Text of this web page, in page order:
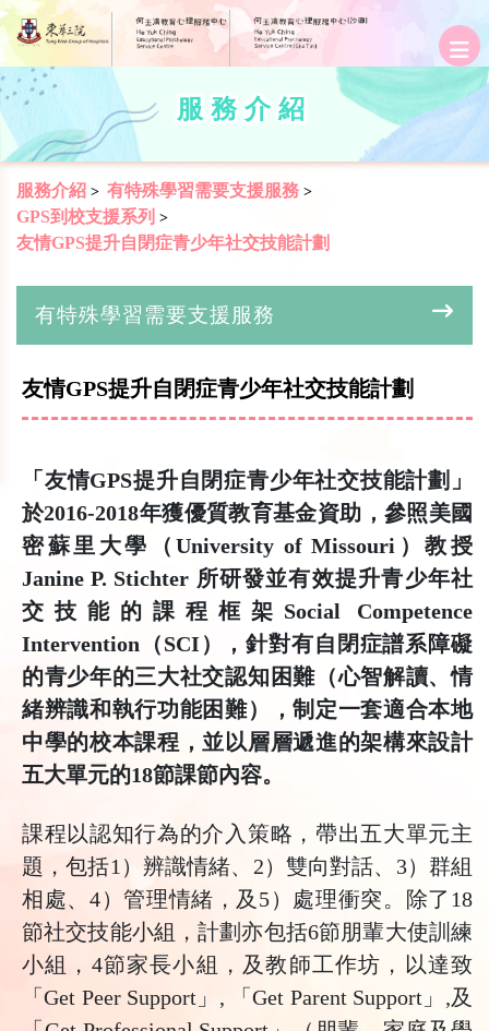
服務介紹
服務介紹 > 有特殊學習需要支援服務 >
GPS到校支援系列 >
友情GPS提升自閉症青少年社交技能計劃
有特殊學習需要支援服務
友情GPS提升自閉症青少年社交技能計劃
「友情GPS提升自閉症青少年社交技能計劃」
於2016-2018年獲優質教育基金資助，參照美國
密蘇里大學（University of Missouri）教授
Janine P. Stichter 所研發並有效提升青少年社
交技能的課程框架Social Competence
Intervention（SCI），針對有自閉症譜系障礙
的青少年的三大社交認知困難（心智解讀、情
緒辨識和執行功能困難），制定一套適合本地
中學的校本課程，並以層層遞進的架構來設計
五大單元的18節課節內容。
課程以認知行為的介入策略，帶出五大單元主
題，包括1）辨識情緒、2）雙向對話、3）群組
相處、4）管理情緒，及5）處理衝突。除了18
節社交技能小組，計劃亦包括6節朋輩大使訓練
小組，4節家長小組，及教師工作坊，以達致
「Get Peer Support」, 「Get Parent Support」,及